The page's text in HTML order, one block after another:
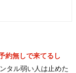
約無しで来てるし
タル弱い人は止めた